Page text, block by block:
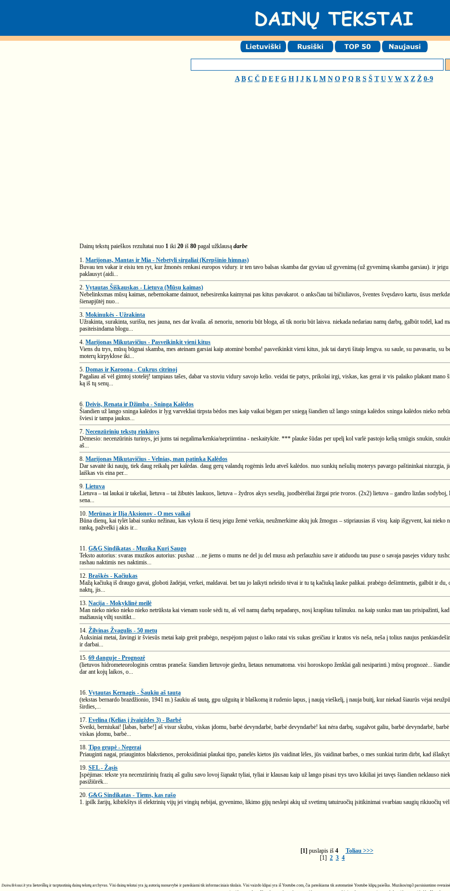
A B C Č D E F G H I J K L M N O P Q R S Š T U V W X Z Ž 0-9
Dainų tekstų paieškos rezultatai nuo 1 iki 20 iš 80 pagal užklausą darbe
1. Marijonas, Mantas ir Mia - Nebetyli sirgaliai (Krepšinio himnas)
Buvau ten vakar ir eisiu ten ryt, kur žmonės renkasi europos vidury. ir ten tavo balsas skamba dar gyviau už gyvenimą (už gyvenimą skamba garsiau). ir
paklausyt (aidi...
2. Vytautas Šiškauskas - Lietuva (Mūsų kaimas)
Nebelinksmas mūsų kaimas, nebemokame dainuot, nebesirenka kaimynai pas kitus pavakarot. o anksčiau tai bičiuliavos, šventes švęsdavo kartu, ūsus
šienapjūtėj nuo...
3. Mokinukės - Užrakinta
Užrakinta, surakinta, surišta, nes jauna, nes dar kvaila. aš nenoriu, nenoriu būt bloga, aš tik noriu būt laisva. niekada nedariau namų darbų, galbūt todėl, kad
pasiteisindama blogu...
4. Marijonas Mikutavičius - Pasveikinkit vieni kitus
Viens du trys, mūsų būgnai skamba, mes ateinam garsiai kaip atominė bomba! pasveikinkit vieni kitus, juk tai daryti šitaip lengva. su saule, su pavasariu, su
moterų kirpyklose iki...
5. Domas ir Karoona - Cukrus citrinoj
Pagaliau aš vėl gimtoj stotelėj! tampiaus tašes, dabar va stoviu vidury savojo kelio. veidai tie patys, prikolai irgi, viskas, kas gerai ir vis palaiko plakant mano
ką iš tų senų...
6. Deivis, Renata ir Džimba - Sninga Kalėdos
Šiandien už lango sninga kalėdos ir lyg varvekliai tirpsta bėdos mes kaip vaikai bėgam per sniegą šiandien už lango sninga kalėdos sninga kalėdos nieko
šviesi ir tampa jaukus...
7. Necenzūrinių tekstų rinkinys
Dėmesio: necenzūrinis turinys, jei jums tai negalima/kenkia/nepriimtina - neskaitykite. *** plauke šūdas per upelį kol varlė pastojo kelią smūgis snukin,
aš...
8. Marijonas Mikutavičius - Velnias, man patinka Kalėdos
Dar savaitė iki naujų, tiek daug reikalų per kalėdas. daug gerų valandų rogėmis ledu atveš kalėdos. nuo sunkių nešulių moterys pavargo paštininkai
laiškas vis eina per...
9. Lietuva
Lietuva – tai laukai ir takeliai, lietuva – tai žibutės laukuos, lietuva – žydros akys seselių, juodbėrėliai žirgai prie tvoros. (2x2) lietuva – gandro lizdas sodyboj,
sena...
10. Merūnas ir Ilja Aksionov - O mes vaikai
Būna dienų, kai tylėt labai sunku nežinau, kas vyksta iš tiesų jeigu žemė verkia, neužmerkime akių juk žmogus – stipriausias iš visų. kaip išgyvent, kai nieko
ranką, pažvelki į akis ir...
11. G&G Sindikatas - Muzika Kuri Saugo
Teksto autorius: svaras muzikos autorius: pushaz …ne jiems o mums ne del ju del musu ash perlauzhiu save ir atiduodu tau puse o savaja pasejes vidury
rashau naktimis nes naktimis...
12. Braškės - Kačiukas
Mažą kačiuką iš draugo gavai, globoti žadėjai, verkei, maldavai. bet tau jo laikyti neleido tėvai ir tu tą kačiuką lauke palikai. prabėgo dešimtmetis, galbūt ir
naktų, jis...
13. Nacija - Mokyklinė meilė
Man nieko nieko nieko nieko netrūksta kai vienam suole sėdi tu, aš vėl namų darbų nepadaręs, nosį krapštau tušinuku. na kaip sunku man tau prisipažinti,
mažiausią viltį susitikt...
14. Žilvinas Žvagulis - 50 metų
Auksiniai metai, žavingi ir šviesūs metai kaip greit prabėgo, nespėjom pajust o laiko ratai vis sukas greičiau ir kratos vis neša, neša į tolius naujus
ir darbai...
15. 69 danguje - Prognozė
(lietuvos hidrometeorologinis centras praneša: šiandien lietuvoje giedra, lietaus nenumatoma. visi horoskopo ženklai gali nesiparinti.) mūsų prognozė...
dar ant kojų laikos, o...
16. Vytautas Kernagis - Šaukiu aš tautą
(tekstas bernardo brazdžionio, 1941 m.) šaukiu aš tautą, gpu užguitą ir blaškomą it rudenio lapus, į naują vieškelį, į nauja buitį, kur niekad šiaurūs vėjai
širdies,...
17. Evelina (Kelias į žvaigždes 3) - Barbė
Sveiki, berniukai! [labas, barbe!] aš visur skubu, viskas įdomu, barbė devyndarbė, barbė devyndarbė! kai nėra darbų, sugalvot galiu, barbė devyndarbė,
viskas įdomu, barbė...
18. Tipo grupė - Negerai
Priauginti nagai, priaugintos blakstienos, peroksidiniai plaukai tipo, panelės kietos jūs vaidinat lėles, jūs vaidinat barbes, o mes sunkiai turim dirbt, kad
19. SEL - Žąsis
Įspėjimas: tekste yra necenzūrinių frazių aš guliu savo lovoj šiąnakt tyliai, tyliai ir klausau kaip už lango pisasi trys tavo kikiliai jei tavęs šiandien neklauso
pasižiūrėk...
20. G&G Sindikatas - Tiems, kas rašo
1. įpilk žarijų, kibirkštys iš elektrinių vijų jei vingių nebijai, gyvenimo, likimo gijų neslepi akių už svetimų tatuiruočių įsitikinimai svarbiau saugių rikiuočių
[1] puslapis iš 4
Toliau >>>
[1] 2 3 4
DainuTekstai.ltyra lietuviškų ir tarptautinių dainų tekstų archyvas. Visi dainų tekstai yra jų autorių nuosavybė ir pateikiami tik informaciniais tikslais. Visi vaizdo klipai yra iš Youtube.com, čia pateikiama tik automatinė Youtube klipų paieška. Muzikos/mp3 parsisiuntimo